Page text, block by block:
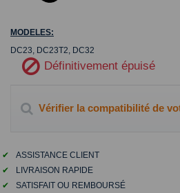
MODELES:
DC23, DC23T2, DC32
Définitivement épuisé
Vérifier la compatibilité de
✔
ASSISTANCE CLIENT
✔
LIVRAISON RAPIDE
✔
SATISFAIT OU REMBOURSÉ